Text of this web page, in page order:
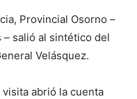
Provincial Osorno –
salió al sintético del
Velásquez.
abrió la cuenta